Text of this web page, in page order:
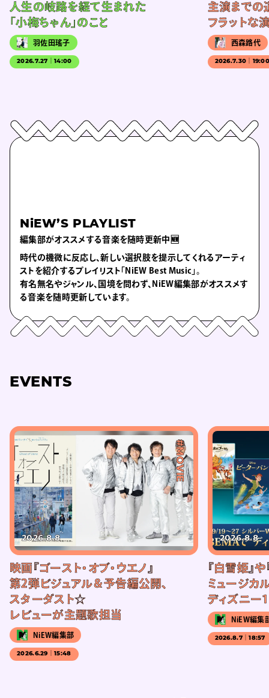
人生の岐路を経て生まれた
「小梅ちゃん」のこと
羽佐田瑤子
2026.7.27｜14:00
主演までの
フラットな
西森路代
2026.7.30｜
NiEW’S PLAYLIST
編集部がオススメする音楽を随時更新中🆕
時代の機微に反応し、新しい選択肢を提示してくれるアーティ
ストを紹介するプレイリスト「NiEW Best Music」。
有名無名やジャンル、国境を問わず、NiEW編集部がオススメす
る音楽を随時更新しています。
EVENTS
#MOVIE
2026.8.8
映画『ゴースト・オブ・ウエノ』
第2弾ビジュアル＆予告編公開、
スターダスト☆
レビューが主題歌担当
NiEW編集部
2026.6.29｜15:48
2026.8.8
『白雪姫』
ミュージカル
ディズニー
NiEW編集
2026.8.7｜18:57